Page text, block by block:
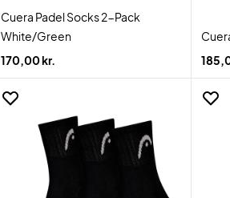
Cuera Padel Socks 2-Pack
White/Green
170,00 kr.